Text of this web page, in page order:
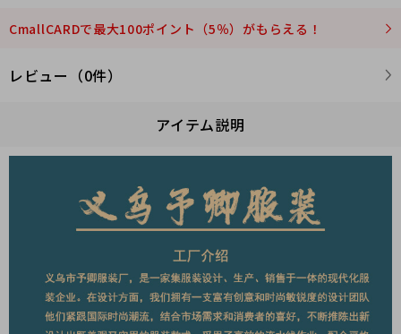
CmallCARDで最大100ポイント（5％）がもらえる！
レビュー（0件）
アイテム説明